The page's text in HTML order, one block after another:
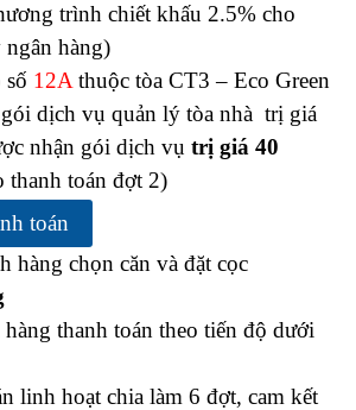
trình chiết khấu 2.5% cho
hàng)
12A thuộc tòa CT3 – Eco Green
dịch vụ quản lý tòa nhà trị giá
nhận gói dịch vụ trị giá 40
thanh toán đợt 2)
toán
hàng chọn căn và đặt cọc
hàng thanh toán theo tiến độ dưới
linh hoạt chia làm 6 đợt, cam kết